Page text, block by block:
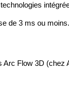
de 3 ms ou moins.
Flow 3D